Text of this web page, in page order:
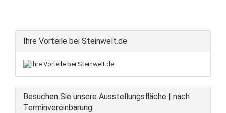
Ihre Vorteile bei Steinwelt.de
Besuchen Sie unsere Ausstellungsfläche | nach
Terminvereinbarung